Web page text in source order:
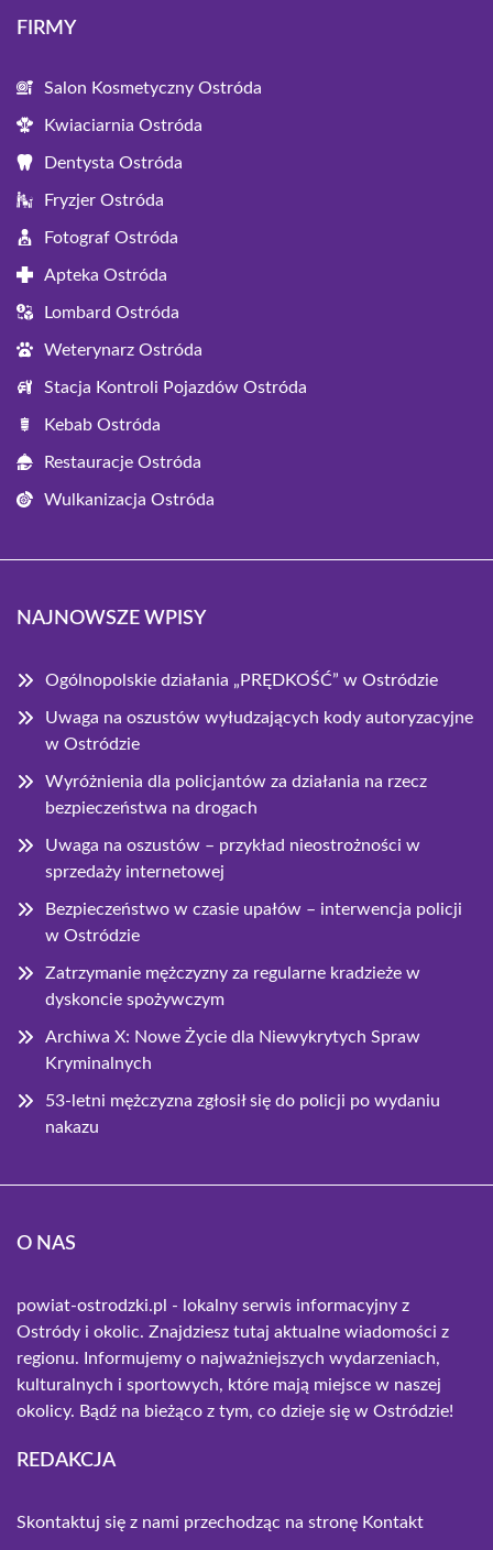
FIRMY
Salon Kosmetyczny Ostróda
Kwiaciarnia Ostróda
Dentysta Ostróda
Fryzjer Ostróda
Fotograf Ostróda
Apteka Ostróda
Lombard Ostróda
Weterynarz Ostróda
Stacja Kontroli Pojazdów Ostróda
Kebab Ostróda
Restauracje Ostróda
Wulkanizacja Ostróda
NAJNOWSZE WPISY
Ogólnopolskie działania „PRĘDKOŚĆ” w Ostródzie
Uwaga na oszustów wyłudzających kody autoryzacyjne
w Ostródzie
Wyróżnienia dla policjantów za działania na rzecz
bezpieczeństwa na drogach
Uwaga na oszustów – przykład nieostrożności w
sprzedaży internetowej
Bezpieczeństwo w czasie upałów – interwencja policji
w Ostródzie
Zatrzymanie mężczyzny za regularne kradzieże w
dyskoncie spożywczym
Archiwa X: Nowe Życie dla Niewykrytych Spraw
Kryminalnych
53-letni mężczyzna zgłosił się do policji po wydaniu
nakazu
O NAS
powiat-ostrodzki.pl - lokalny serwis informacyjny z
Ostródy i okolic. Znajdziesz tutaj aktualne wiadomości z
regionu. Informujemy o najważniejszych wydarzeniach,
kulturalnych i sportowych, które mają miejsce w naszej
okolicy. Bądź na bieżąco z tym, co dzieje się w Ostródzie!
REDAKCJA
Skontaktuj się z nami przechodząc na stronę Kontakt